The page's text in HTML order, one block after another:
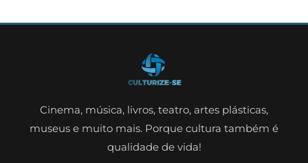
Cinema, música, livros, teatro, artes plásticas,
museus e muito mais. Porque cultura também é
qualidade de vida!